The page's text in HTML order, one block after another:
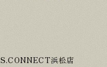
S.CONNECT浜松店